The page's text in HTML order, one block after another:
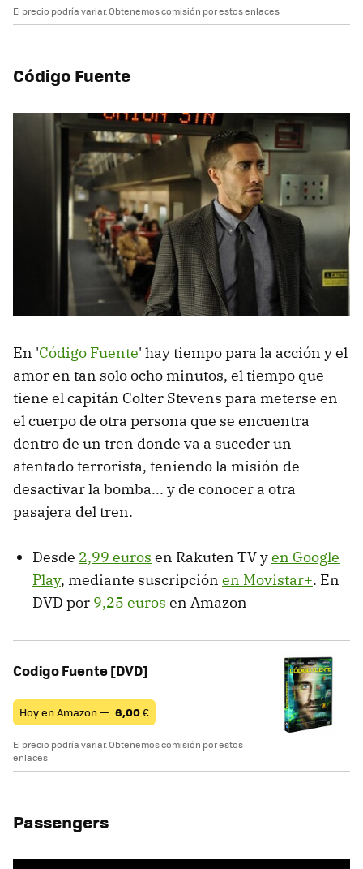
El precio podría variar. Obtenemos comisión por estos enlaces
Código Fuente
En 'Código Fuente' hay tiempo para la acción y el
amor en tan solo ocho minutos, el tiempo que
tiene el capitán Colter Stevens para meterse en
el cuerpo de otra persona que se encuentra
dentro de un tren donde va a suceder un
atentado terrorista, teniendo la misión de
desactivar la bomba... y de conocer a otra
pasajera del tren.
Desde 2,99 euros en Rakuten TV yen Google
Play, mediante suscripción en Movistar+. En
DVD por 9,25 euros en Amazon
Codigo Fuente [DVD]
Hoy en Amazon — 6,00€
El precio podría variar. Obtenemos comisión por estos
enlaces
Passengers